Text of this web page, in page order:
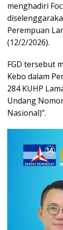
menghadiri
Perempuan
(12/2/2026).
FGD tersebut
Kebo dalam
284 KUHP
Undang
Nasional)”.